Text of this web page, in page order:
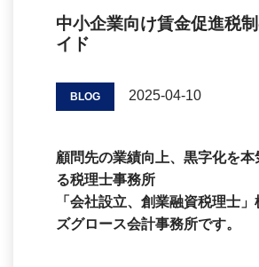
中小企業向け賃金促進税
イド
BLOG 2025-04-10
顧問先の業績向上、黒字化を
る税理士事務所
「会社設立、創業融資税理士
ズグロース会計事務所です。